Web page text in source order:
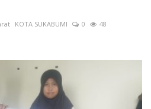
KOTA SUKABUMI 0
48